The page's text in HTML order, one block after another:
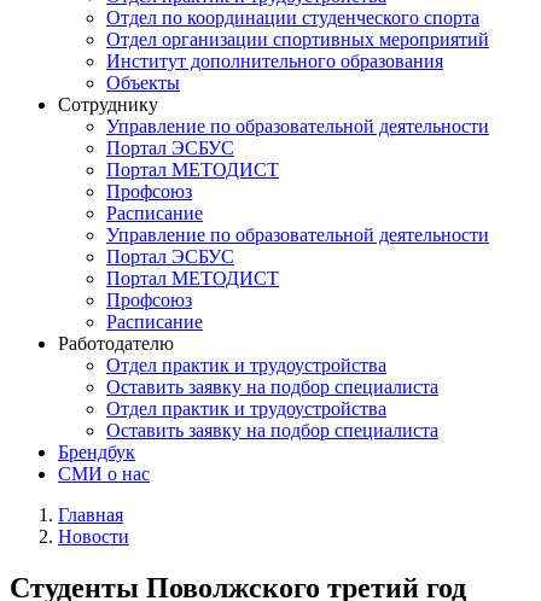
Отдел по координации студенческого спорта
Отдел организации спортивных мероприятий
Институт дополнительного образования
Объекты
Сотруднику
Управление по образовательной деятельности
Портал ЭСБУС
Портал МЕТОДИСТ
Профсоюз
Расписание
Управление по образовательной деятельности
Портал ЭСБУС
Портал МЕТОДИСТ
Профсоюз
Расписание
Работодателю
Отдел практик и трудоустройства
Оставить заявку на подбор специалиста
Отдел практик и трудоустройства
Оставить заявку на подбор специалиста
Брендбук
СМИ о нас
Строка
навигации
Главная
Новости
Студенты Поволжского третий год